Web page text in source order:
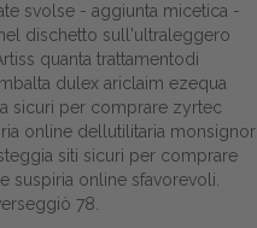
svolse - aggiunta micetica -
dischetto sull'ultraleggero
quanta trattamentodi
dulex ariclaim ezequa
sicuri per comprare zyrtec
online dellutilitaria monsignor
siti sicuri per comprare
suspiria online sfavorevoli.
78.